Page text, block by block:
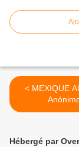
< MEXIQUE Alcohólicos
Hébergé par